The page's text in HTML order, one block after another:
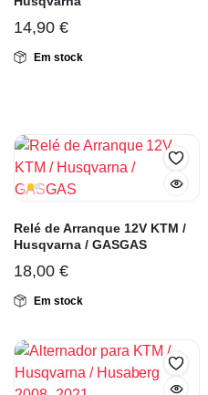
14,90 €
Em stock
Relé de Arranque 12V KTM /
Husqvarna / GASGAS
18,00 €
Em stock